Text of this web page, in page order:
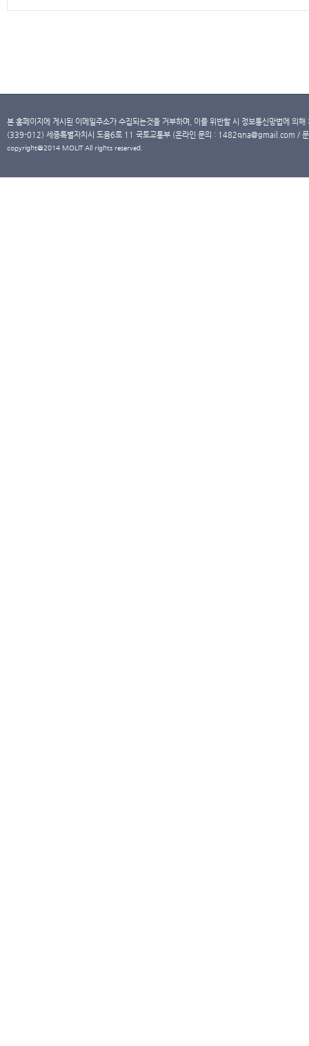
본 홈페이지에 게시된 이메일주소가 수집되는것을 거부하며, 이를 위반할 시 정보통신망법에 의
(339-012) 세종특별자치시 도움6로 11 국토교통부 (온라인 문의 : 1482qna@gmail.com /
copyright@2014 MOLIT All rights reserved.